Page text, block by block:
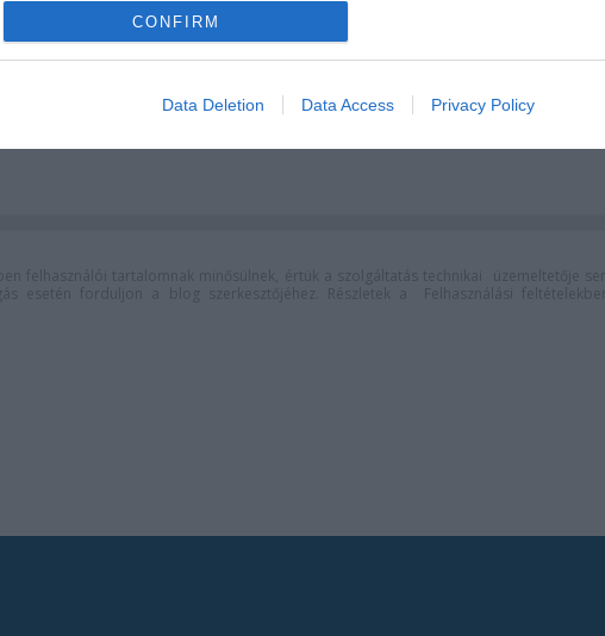
I want to allow Google to enable storage related to security, including
authentication functionality and fraud prevention, and other user protection.
CONFIRM
Data Deletion Data Access Privacy Policy
zenekarral és tánccal
Nyári Színház